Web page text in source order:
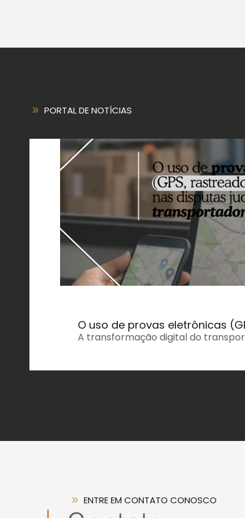
PORTAL DE NOTÍCIAS
O uso de provas eletrônicas
A transformação digital do
ENTRE EM CONTATO CONOSCO